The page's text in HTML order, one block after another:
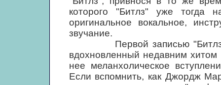
которого "Битлз" уже тогда
оригинальное вокальное,
звучание.
Первой записью "Битлз"
вдохновленный недавним
нее меланхолическое
Если вспомнить, как Джордж